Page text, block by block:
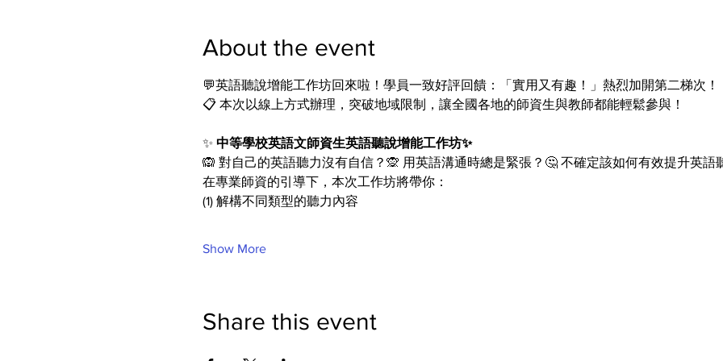
About the event
💬英語聽說增能工作坊回來啦！學員一致好評回饋：「實用又有趣！」熱烈加開第二梯次！
📋 本次以線上方式辦理，突破地域限制，讓全國各地的師資生與教師都能輕鬆參與！
✨ 中等學校英語文師資生英語聽說增能工作坊✨
🙉 對自己的英語聽力沒有自信？🙊 用英語溝通時總是緊張？🤔 不確定該如何有效提升英語
在專業師資的引導下，本次工作坊將帶你：
(1) 解構不同類型的聽力內容
Show More
Share this event